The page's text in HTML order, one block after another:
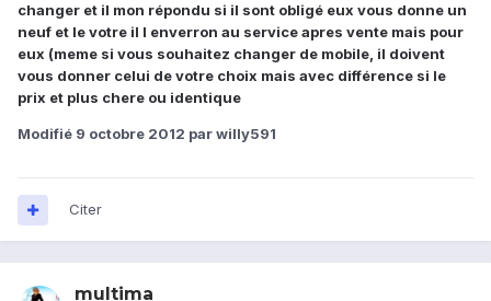
changer et il mon répondu si il sont obligé eux vous donne un
neuf et le votre il l enverron au service apres vente mais pour
eux (meme si vous souhaitez changer de mobile, il doivent
vous donner celui de votre choix mais avec différence si le
prix et plus chere ou identique
Modifié 9 octobre 2012 par willy591
Citer
multima